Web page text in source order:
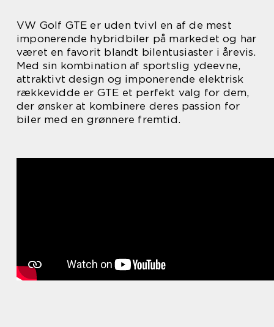
VW Golf GTE er uden tvivl en af de mest
imponerende hybridbiler på markedet og har
været en favorit blandt bilentusiaster i årevis.
Med sin kombination af sportslig ydeevne,
attraktivt design og imponerende elektrisk
rækkevidde er GTE et perfekt valg for dem,
der ønsker at kombinere deres passion for
biler med en grønnere fremtid.